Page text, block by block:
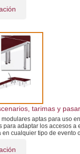
tarimas y
aptas para uso
para adaptar los accesos a
cualquier tipo de evento